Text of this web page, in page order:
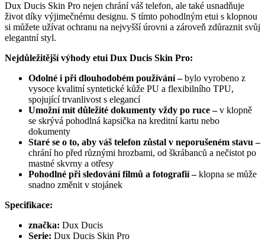
Dux Ducis Skin Pro nejen chrání váš telefon, ale také usnadňuje
život díky výjimečnému designu. S tímto pohodlným etui s klopnou
si můžete užívat ochranu na nejvyšší úrovni a zároveň zdůraznit svůj
elegantní styl.
Nejdůležitější výhody etui Dux Ducis Skin Pro:
Odolné i při dlouhodobém používání–bylo vyrobeno z
vysoce kvalitní syntetické kůže PU a flexibilního TPU,
spojující trvanlivost s elegancí
Umožní mít důležité dokumenty vždy po ruce–v klopně
se skrývá pohodlná kapsička na kreditní kartu nebo
dokumenty
Staré se o to, aby váš telefon zůstal v neporušeném stavu –
chrání ho před různými hrozbami, od škrábanců a nečistot po
mastné skvrny a otřesy
Pohodlné při sledování filmů a fotografií–klopna se může
snadno změnit v stojánek
Specifikace:
značka: Dux Ducis
Serie: Dux Ducis Skin Pro